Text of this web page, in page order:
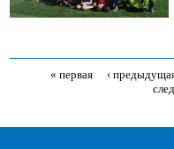
Страницы
« первая ‹